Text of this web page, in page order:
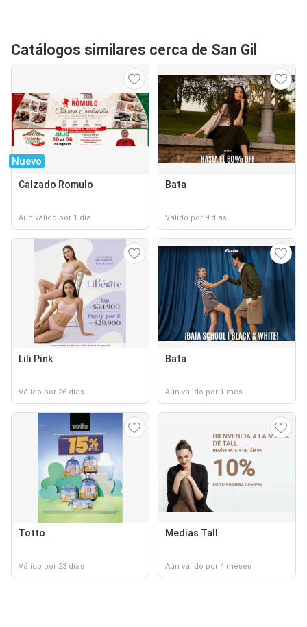
Catálogos similares cerca de San Gil
Nuevo
Calzado Romulo
Aún válido por 1 día
Bata
Válido por 9 días
Lili Pink
Válido por 26 días
Bata
Aún válido por 1 mes
Totto
Válido por 23 días
Medias Tall
Aún válido por 4 meses